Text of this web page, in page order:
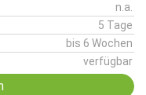
n.a.
5 Tage
bis 6 Wochen
verfügbar